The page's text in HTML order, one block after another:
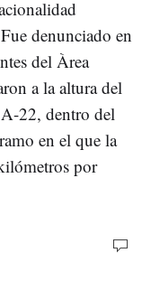
denunciado en
del Àrea
a la altura del
22, dentro del
en el que la
por